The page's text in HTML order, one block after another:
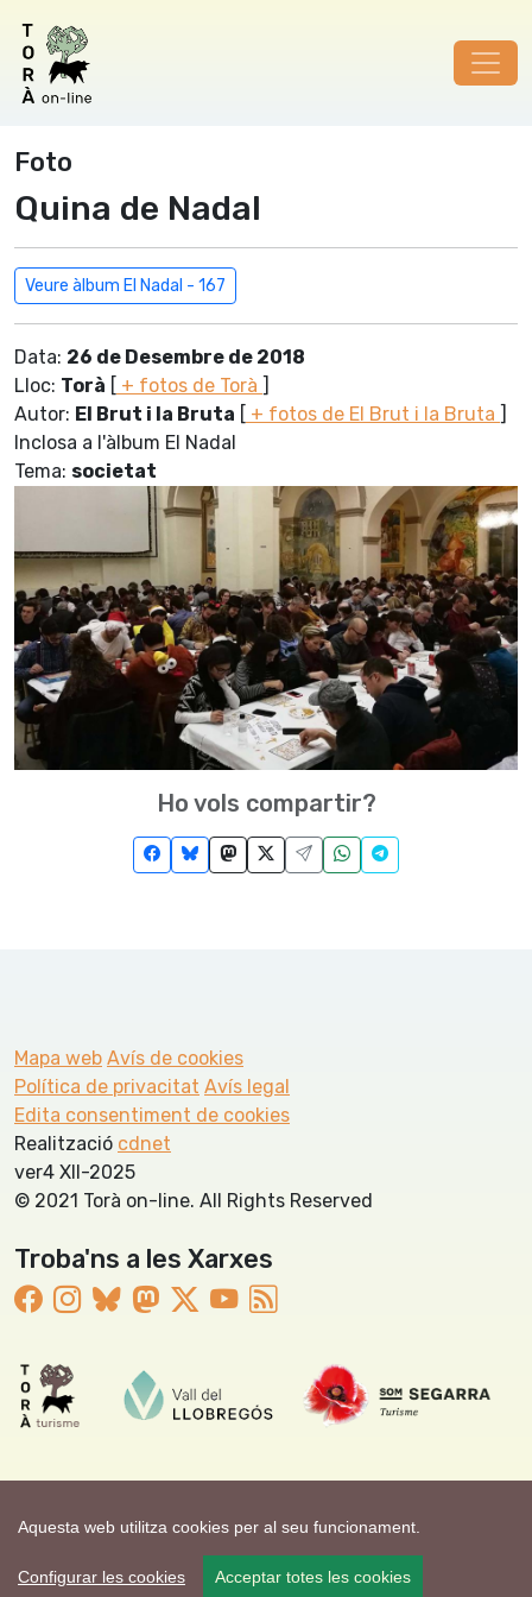
Aquesta web utilitza cookies per al seu funcionament.
Configurar les cookies Acceptar totes les cookies
Foto
Quina de Nadal
Veure àlbum El Nadal - 167
Data: 26 de Desembre de 2018
Lloc: Torà [ + fotos de Torà ]
Autor: El Brut i la Bruta [ + fotos de El Brut i la Bruta ]
Inclosa a l'àlbum El Nadal
Tema: societat
Ho vols compartir?
Mapa web Avís de cookies
Política de privacitat Avís legal
Edita consentiment de cookies
Realització cdnet
ver4 XII-2025
© 2021 Torà on-line. All Rights Reserved
Troba'ns a les Xarxes